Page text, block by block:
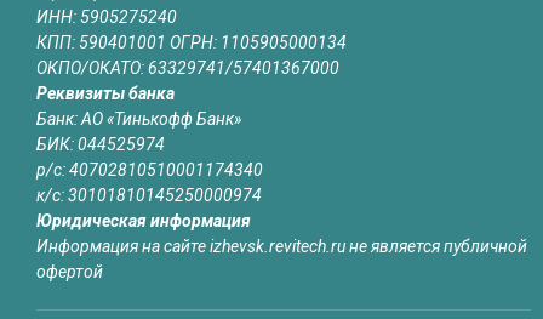
ИНН: 5905275240
КПП: 590401001 ОГРН: 1105905000134
ОКПО/ОКАТО: 63329741/57401367000
Реквизиты банка
Банк: АО «Тинькофф Банк»
БИК: 044525974
р/с: 40702810510001174340
к/с: 30101810145250000974
Юридическая информация
Информация на сайте izhevsk.revitech.ru не является публичной
офертой